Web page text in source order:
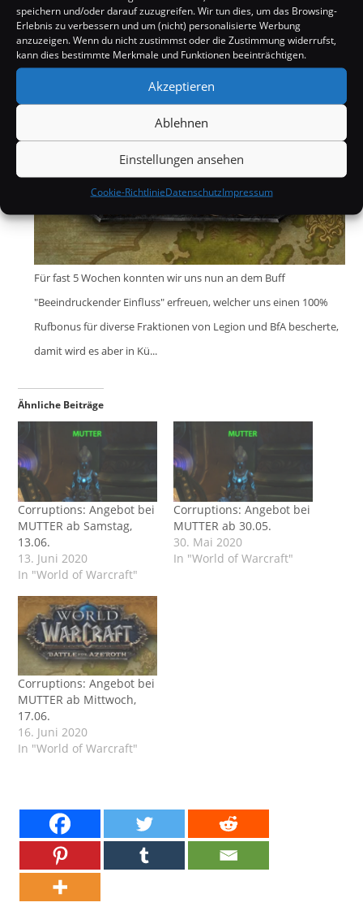
speichern und/oder darauf zuzugreifen. Wir tun dies, um das Browsing-
Erlebnis zu verbessern und um (nicht) personalisierte Werbung
anzuzeigen. Wenn du nicht zustimmst oder die Zustimmung widerrufst,
kann dies bestimmte Merkmale und Funktionen beeinträchtigen.
Akzeptieren
Ablehnen
Einstellungen ansehen
Cookie-RichtlinieDatenschutzImpressum
hat aktuell 6 verschiedene Corrutions im Angebot, dieses
Angebot wechselt abe...
Neuer Buff nach Ende des 100% Rufbonus geplant
Für fast 5 Wochen konnten wir uns nun an dem Buff
"Beeindruckender Einfluss" erfreuen, welcher uns einen 100%
Rufbonus für diverse Fraktionen von Legion und BfA bescherte,
damit wird es aber in Kü...
Ähnliche Beiträge
Corruptions: Angebot bei
MUTTER ab Samstag,
13.06.
13. Juni 2020
In "World of Warcraft"
Corruptions: Angebot bei
MUTTER ab 30.05.
30. Mai 2020
In "World of Warcraft"
Corruptions: Angebot bei
MUTTER ab Mittwoch,
17.06.
16. Juni 2020
In "World of Warcraft"